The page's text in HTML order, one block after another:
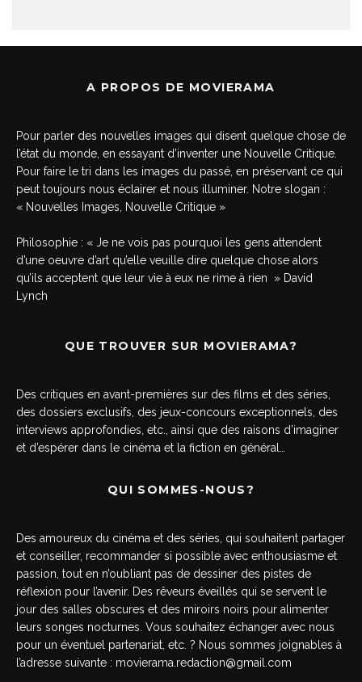
A PROPOS DE MOVIERAMA
Pour parler des nouvelles images qui disent quelque chose de
l’état du monde, en essayant d’inventer une Nouvelle Critique.
Pour faire le tri dans les images du passé, en préservant ce qui
peut toujours nous éclairer et nous illuminer. Notre slogan :
« Nouvelles Images, Nouvelle Critique »
Philosophie : « Je ne vois pas pourquoi les gens attendent
d’une oeuvre d’art qu’elle veuille dire quelque chose alors
qu’ils acceptent que leur vie à eux ne rime à rien » David
Lynch
QUE TROUVER SUR MOVIERAMA?
Des critiques en avant-premières sur des films et des séries,
des dossiers exclusifs, des jeux-concours exceptionnels, des
interviews approfondies, etc., ainsi que des raisons d’imaginer
et d’espérer dans le cinéma et la fiction en général…
QUI SOMMES-NOUS?
Des amoureux du cinéma et des séries, qui souhaitent partager
et conseiller, recommander si possible avec enthousiasme et
passion, tout en n’oubliant pas de dessiner des pistes de
réflexion pour l’avenir. Des rêveurs éveillés qui se servent le
jour des salles obscures et des miroirs noirs pour alimenter
leurs songes nocturnes. Vous souhaitez échanger avec nous
pour un éventuel partenariat, etc. ? Nous sommes joignables à
l’adresse suivante : movierama.redaction@gmail.com